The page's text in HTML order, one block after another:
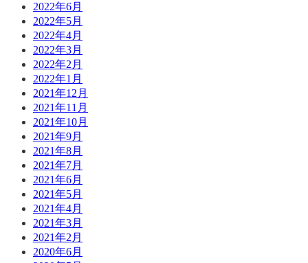
2022年6月
2022年5月
2022年4月
2022年3月
2022年2月
2022年1月
2021年12月
2021年11月
2021年10月
2021年9月
2021年8月
2021年7月
2021年6月
2021年5月
2021年4月
2021年3月
2021年2月
2020年6月